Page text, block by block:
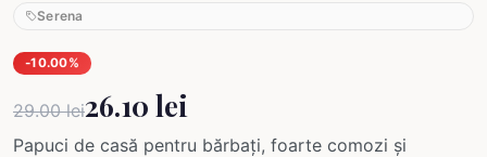
Serena
-10.00%
29.00 lei26.10 lei
Papuci de casă pentru bărbați, foarte comozi și